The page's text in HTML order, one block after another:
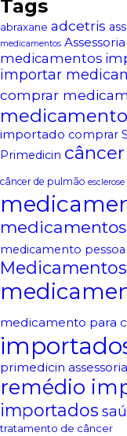
Tags
abraxane adcetris
medicamentos
medicamentos
importar
comprar
importado comprar
Primedicin câncer
câncer de pulmão
medicamentos
medicamento pessoa
Medicamentos
medicamento para
primedicin assessoria
remédio
importados
tratamento de câncer